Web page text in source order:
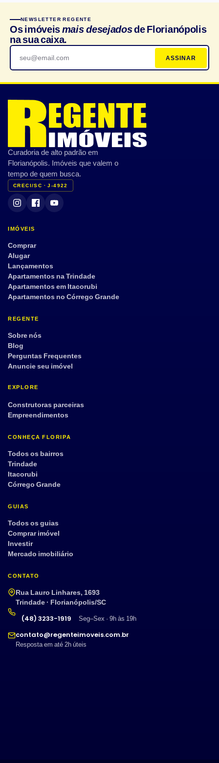
NEWSLETTER REGENTE
Os imóveismais desejadosde Florianópolis
na sua caixa.
ASSINAR
Curadoria de alto padrão em
Florianópolis. Imóveis que valem o
tempo de quem busca.
CRECI/SC · J-4922
IMÓVEIS
Comprar
Alugar
Lançamentos
Apartamentos na Trindade
Apartamentos em Itacorubi
Apartamentos no Córrego Grande
REGENTE
Sobre nós
Blog
Perguntas Frequentes
Anuncie seu imóvel
EXPLORE
Construtoras parceiras
Empreendimentos
CONHEÇA FLORIPA
Todos os bairros
Trindade
Itacorubi
Córrego Grande
GUIAS
Todos os guias
Comprar imóvel
Investir
Mercado imobiliário
CONTATO
Rua Lauro Linhares, 1693
Trindade · Florianópolis/SC
(48) 3233-1919
Seg–Sex · 9h às 19h
contato@regenteimoveis.com.br
Resposta em até 2h úteis